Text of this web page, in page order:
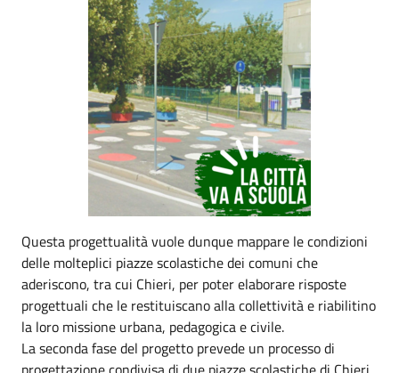
Questa progettualità vuole dunque mappare le condizioni
delle molteplici piazze scolastiche dei comuni che
aderiscono, tra cui Chieri, per poter elaborare risposte
progettuali che le restituiscano alla collettività e riabilitino
la loro missione urbana, pedagogica e civile.
La seconda fase del progetto prevede un processo di